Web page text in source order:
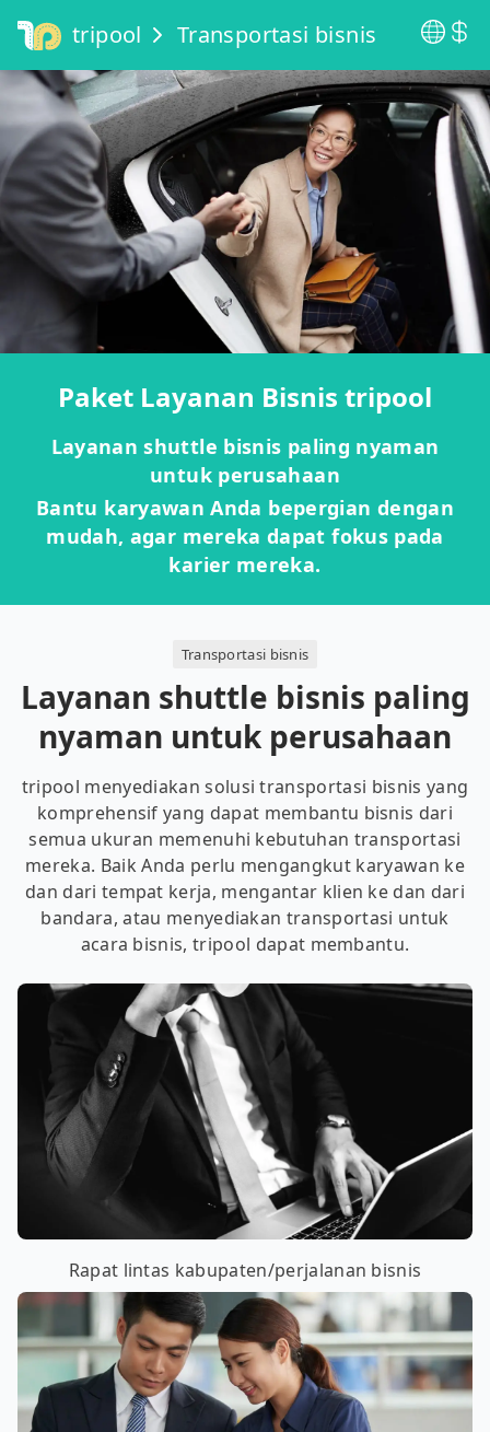
tripool Transportasi bisnis
Paket Layanan Bisnis tripool
Layanan shuttle bisnis paling nyaman
untuk perusahaan
Bantu karyawan Anda bepergian dengan
mudah, agar mereka dapat fokus pada
karier mereka.
Transportasi bisnis
Layanan shuttle bisnis paling
nyaman untuk perusahaan
tripool menyediakan solusi transportasi bisnis yang
komprehensif yang dapat membantu bisnis dari
semua ukuran memenuhi kebutuhan transportasi
mereka. Baik Anda perlu mengangkut karyawan ke
dan dari tempat kerja, mengantar klien ke dan dari
bandara, atau menyediakan transportasi untuk
acara bisnis, tripool dapat membantu.
Rapat lintas kabupaten/perjalanan bisnis